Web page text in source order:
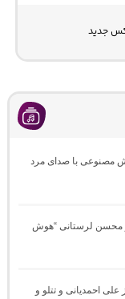
جدید
مصنوعی با صدای مرد
محسن لرستانی “هوش
احمدیانی و تتلو و